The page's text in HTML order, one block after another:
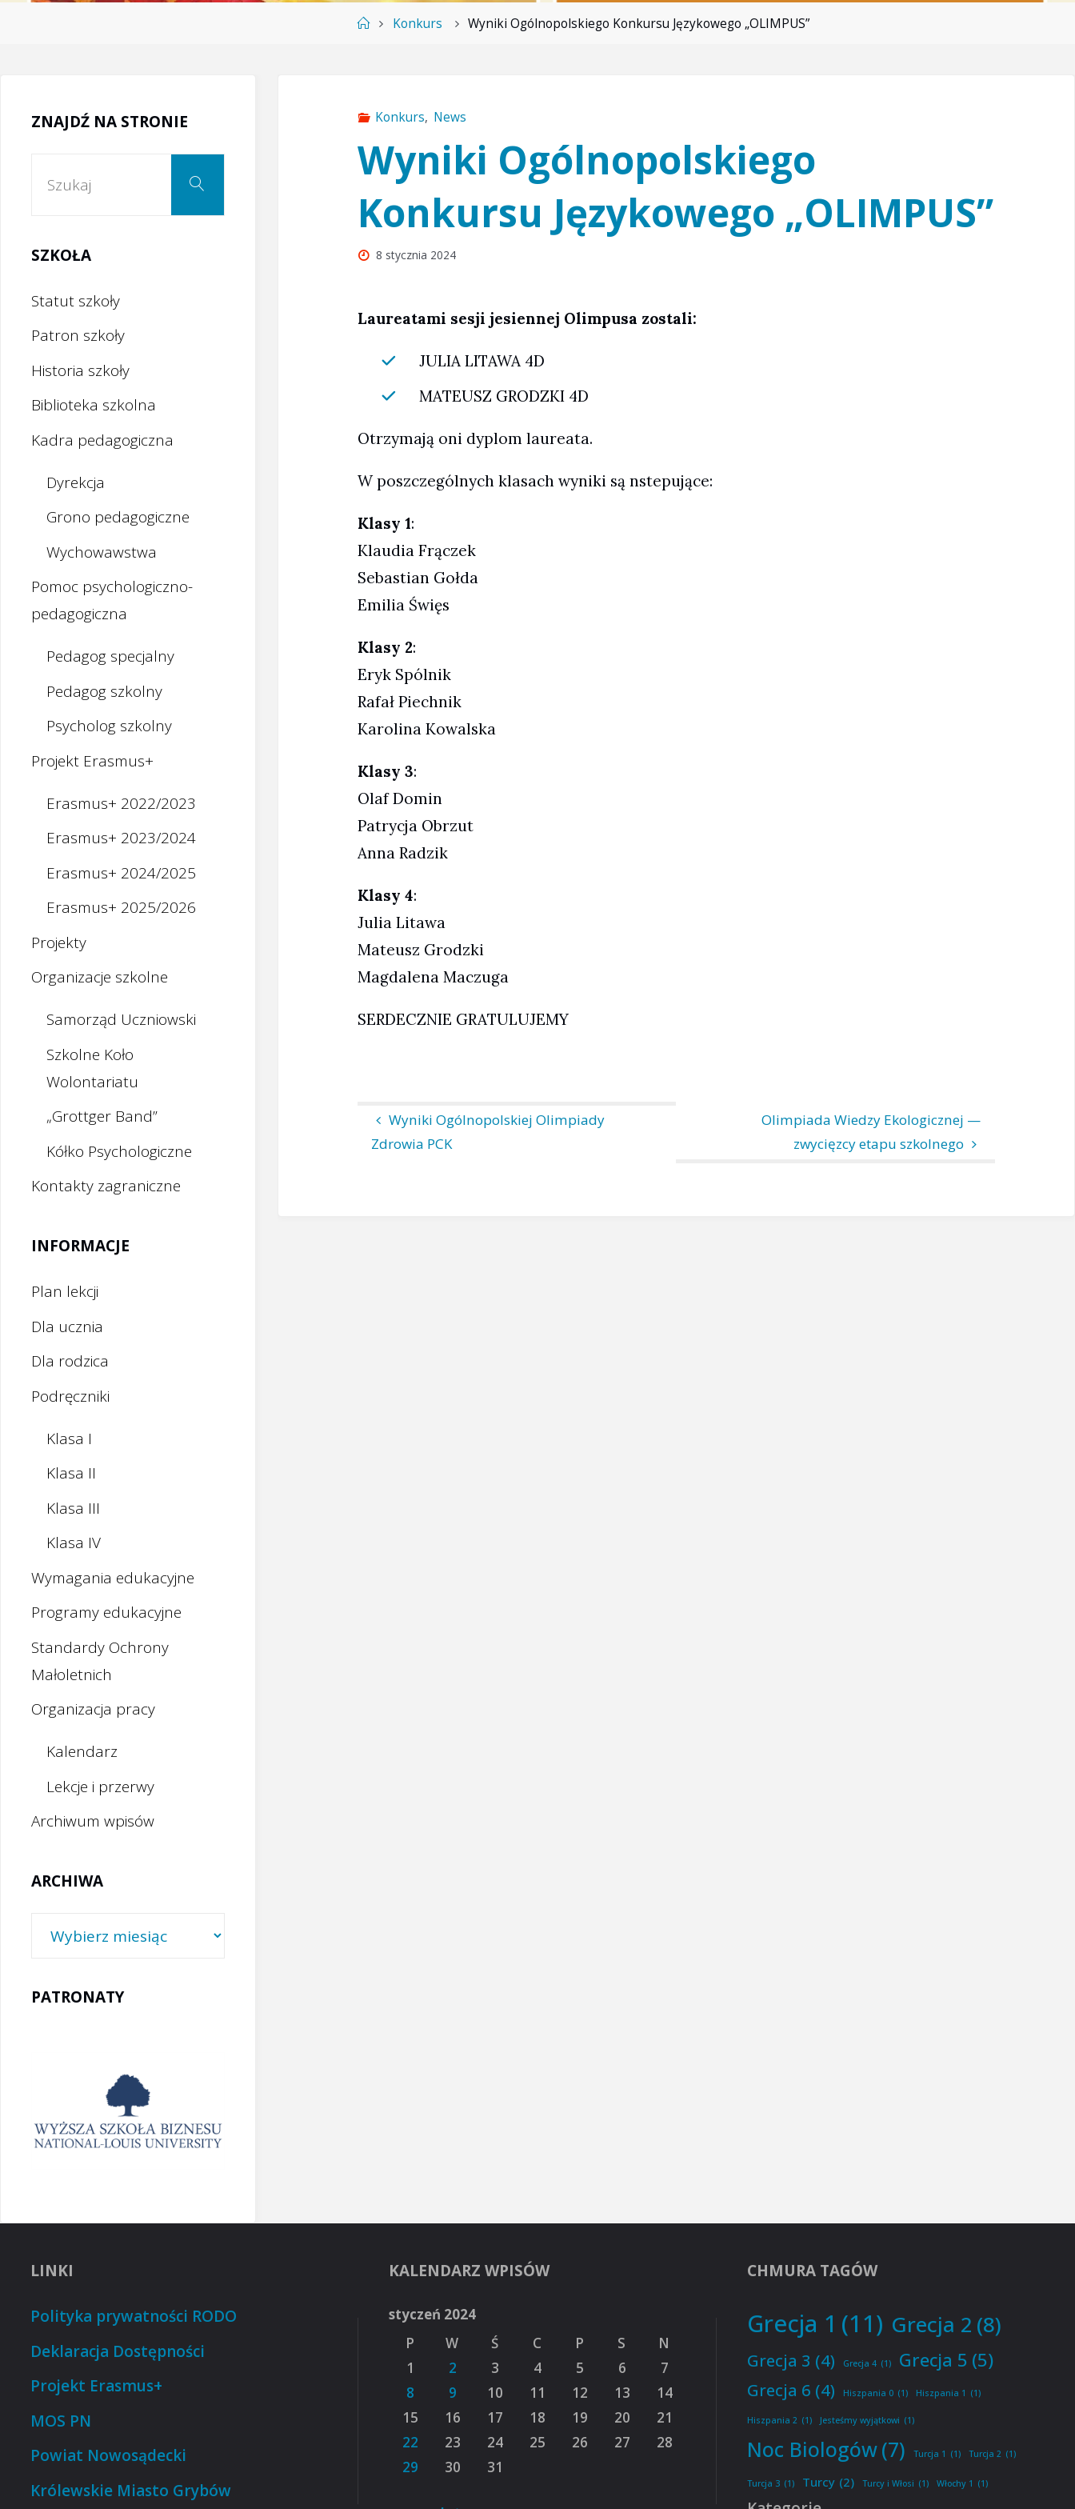
StronaKonkurs Wyniki Ogólnopolskiego Konkursu Językowego „OLIMPUS”
Konkurs, News
Wyniki Ogólnopolskiego
Konkursu Językowego „OLIMPUS”
8 stycznia 2024
Laureatami sesji jesiennej Olimpusa zostali:
JULIA LITAWA 4D
MATEUSZ GRODZKI 4D
Otrzymają oni dyplom laureata.
W poszczególnych klasach wyniki są nstepujące:
Klasy 1:
Klaudia Frączek
Sebastian Gołda
Emilia Święs
Klasy 2:
Eryk Spólnik
Rafał Piechnik
Karolina Kowalska
Klasy 3:
Olaf Domin
Patrycja Obrzut
Anna Radzik
Klasy 4:
Julia Litawa
Mateusz Grodzki
Magdalena Maczuga
SERDECZNIE GRATULUJEMY
Wyniki Ogólnopolskiej Olimpiady
Zdrowia PCK
Olimpiada Wiedzy Ekologicznej —
zwycięzcy etapu szkolnego
ZNAJDŹ NA STRONIE
Szukaj
SZKOŁA
Statut szkoły
Patron szkoły
Historia szkoły
Biblioteka szkolna
Kadra pedagogiczna
Dyrekcja
Grono pedagogiczne
Wychowawstwa
Pomoc psychologiczno-
pedagogiczna
Pedagog specjalny
Pedagog szkolny
Psycholog szkolny
Projekt Erasmus+
Erasmus+ 2022/2023
Erasmus+ 2023/2024
Erasmus+ 2024/2025
Erasmus+ 2025/2026
Projekty
Organizacje szkolne
Samorząd Uczniowski
Szkolne Koło
Wolontariatu
„Grottger Band”
Kółko Psychologiczne
Kontakty zagraniczne
INFORMACJE
Plan lekcji
Dla ucznia
Dla rodzica
Podręczniki
Klasa I
Klasa II
Klasa III
Klasa IV
Wymagania edukacyjne
Programy edukacyjne
Standardy Ochrony
Małoletnich
Organizacja pracy
Kalendarz
Lekcje i przerwy
Archiwum wpisów
ARCHIWA
Archiwa
PATRONATY
LINKI
Polityka prywatności RODO
Deklaracja Dostępności
Projekt Erasmus+
MOS PN
Powiat Nowosądecki
Królewskie Miasto Grybów
KALENDARZ WPISÓW
styczeń 2024
P
W Ś C P S
N
1
2 3 4 5 6
7
8
9 10 11 12 13
14
15
16 17 18 19 20
21
22
23 24 25 26 27
28
29
30 31
CHMURA TAGÓW
Grecja 1 (11) Grecja 2 (8)
Grecja 3 (4) Grecja 4 (1) Grecja 5 (5)
Grecja 6 (4) Hiszpania 0 (1) Hiszpania 1 (1)
Hiszpania 2 (1) Jesteśmy wyjątkowi (1)
Noc Biologów(7) Turcja 1 (1) Turcja 2 (1)
Turcja 3 (1) Turcy (2) Turcy i Włosi (1) Włochy 1 (1)